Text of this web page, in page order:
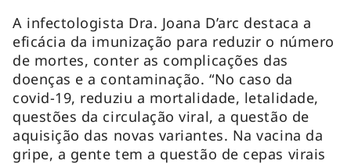
A infectologista Dra. Joana D’arc destaca a
eficácia da imunização para reduzir o número
de mortes, conter as complicações das
doenças e a contaminação. “No caso da
covid-19, reduziu a mortalidade, letalidade,
questões da circulação viral, a questão de
aquisição das novas variantes. Na vacina da
gripe, a gente tem a questão de cepas virais